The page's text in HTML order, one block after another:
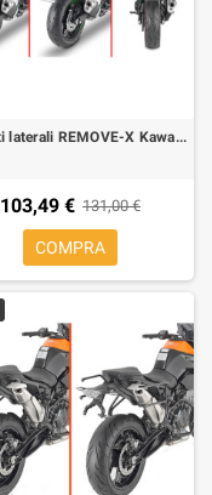
Telaietti laterali REMOVE-X Kawasaki Z 900 2020-2022 a sgancio rapido per borse soffici laterali
103,49 € 131,00 €
COMPRA